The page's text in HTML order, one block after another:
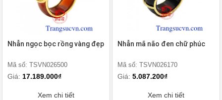
Nhẫn ngọc bọc rồng vàng đẹp
Mã số: TSVN026500
Giá: 17.189.000₫
Xem chi tiết
Nhẫn mã não đen chữ phúc
Mã số: TSVN026170
Giá: 5.087.200₫
Xem chi tiết